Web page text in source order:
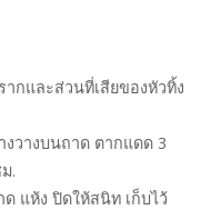
กและส่วนที่เสียของหัวทิ้ง
วางบนถาด ตากแดด 3
.
แห้ง ปิดให้สนิท เก็บไว้